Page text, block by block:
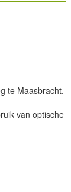
te Maasbracht.
van optische